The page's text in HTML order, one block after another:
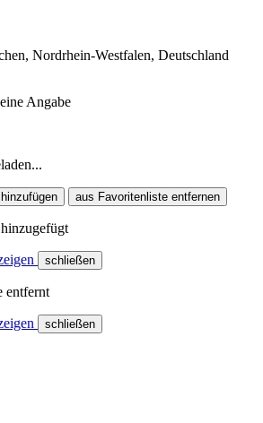
Nordrhein-Westfalen, Deutschland
Angabe
aus Favoritenliste entfernen
schließen
entfernt
schließen